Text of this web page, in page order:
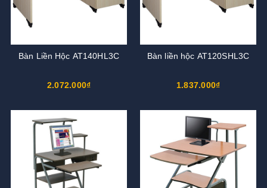
Bàn Liền Hộc AT140HL3C
2.072.000₫
Bàn liền hộc AT120SHL3C
1.837.000₫